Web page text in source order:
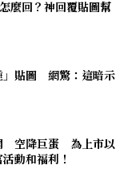
麼回？神回覆貼圖幫
」貼圖 網驚：這暗示
空降巨蛋 為上市以
動和福利！